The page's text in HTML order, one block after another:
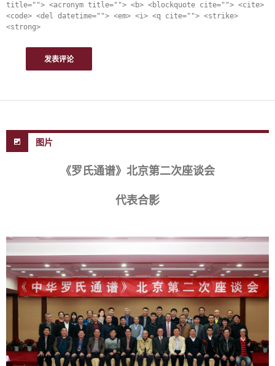
title=""> <acronym title=""> <b> <blockquote cite=""> <cite>
<code> <del datetime=""> <em> <i> <q cite=""> <strike>
<strong>
图片
《罗氏通谱》北京第二次座谈会
代表合影